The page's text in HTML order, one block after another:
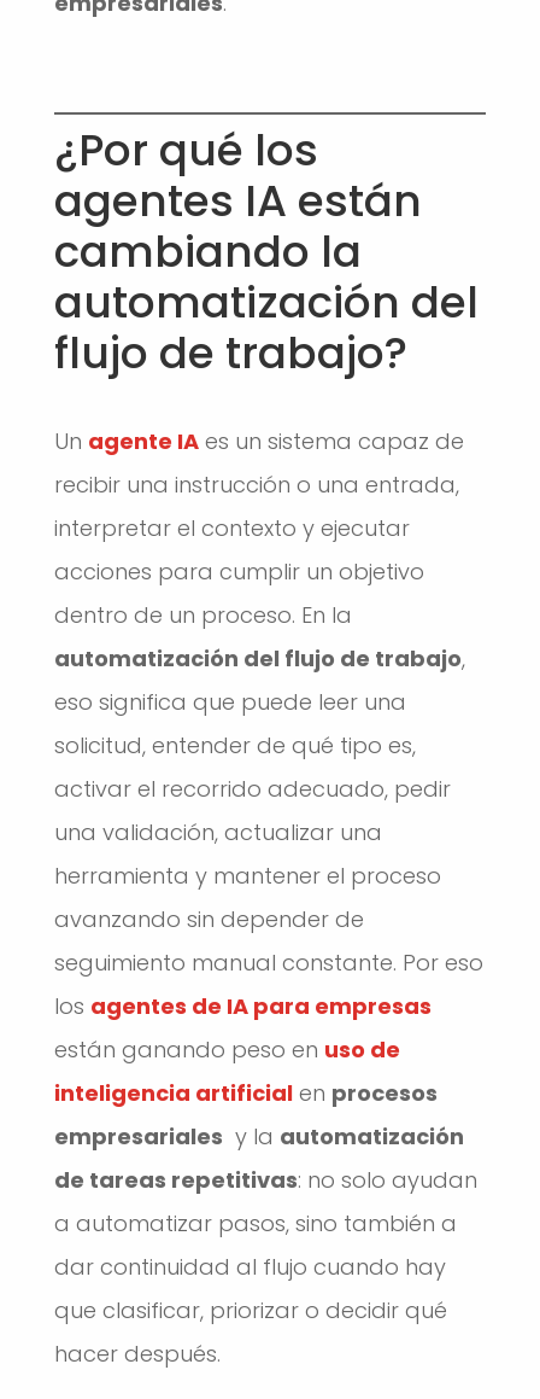
¿Por qué los
agentes IA están
cambiando la
automatización del
flujo de trabajo?
Un agente IAes un sistema capaz de
recibir una instrucción o una entrada,
interpretar el contexto y ejecutar
acciones para cumplir un objetivo
dentro de un proceso. En la
automatización del flujo de trabajo,
eso significa que puede leer una
solicitud, entender de qué tipo es,
activar el recorrido adecuado, pedir
una validación, actualizar una
herramienta y mantener el proceso
avanzando sin depender de
seguimiento manual constante. Por eso
los agentes de IA para empresas
están ganando peso en uso de
inteligencia artificialen procesos
empresariales y la automatización
de tareas repetitivas: no solo ayudan
a automatizar pasos, sino también a
dar continuidad al flujo cuando hay
que clasificar, priorizar o decidir qué
hacer después.